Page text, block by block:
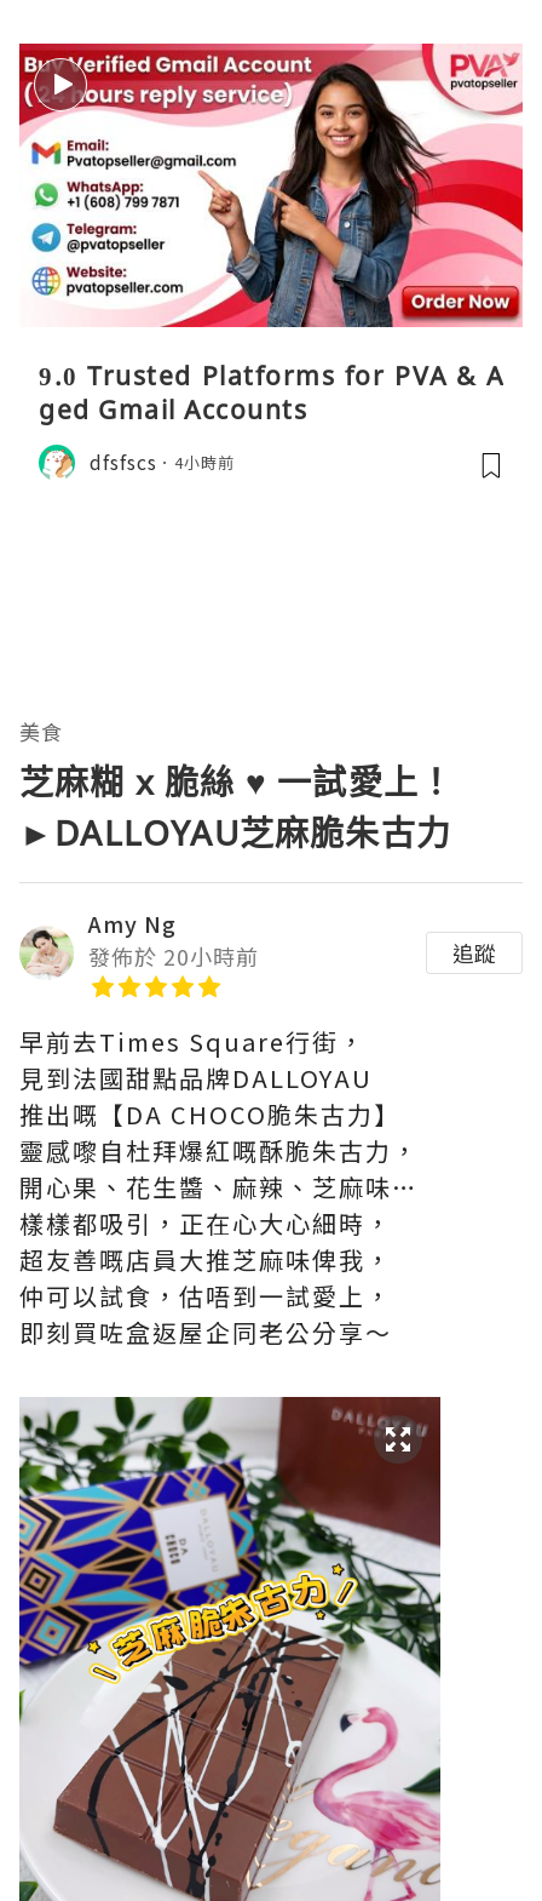
9.0 Trusted Platforms for PVA & A
ged Gmail Accounts
dfsfscs 4小時前
美食
芝麻糊 x 脆絲 ♥ 一試愛上！
►DALLOYAU芝麻脆朱古力
Amy Ng
發佈於 20小時前
追蹤
早前去Times Square行街，
見到法國甜點品牌DALLOYAU
推出嘅【DA CHOCO脆朱古力】
靈感嚟自杜拜爆紅嘅酥脆朱古力，
開心果、花生醬、麻辣、芝麻味…
樣樣都吸引，正在心大心細時，
超友善嘅店員大推芝麻味俾我，
仲可以試食，估唔到一試愛上，
即刻買咗盒返屋企同老公分享～